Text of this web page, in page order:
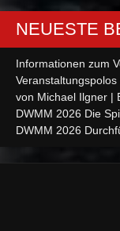
NEUESTE
Informationen zum
von Michael Ilgner |
DWMM 2026 Die
DWMM 2026